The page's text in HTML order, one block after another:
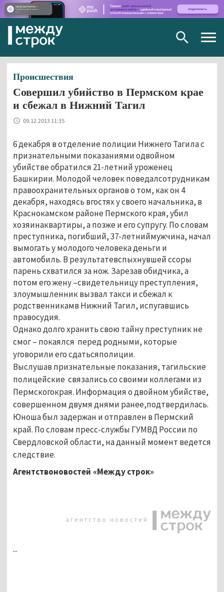
Происшествия
Совершил убийство в Пермском крае
и сбежал в Нижний Тагил
09.12.2013 11:35
6 декабря в отделение полиции Нижнего Тагила с
признательными показаниями одвойном
убийстве обратился 21-летний уроженец
Башкирии. Молодой человек поведалсотрудникам
правоохранительных органов о том, как он 4
декабря, находясь вгостях у своего начальника, в
Краснокамском районе Пермского края, убил
хозяинаквартиры, а позже и его супругу. По словам
преступника, погибший, 37-летниймужчина, начал
вымогать у молодого человека деньги и
автомобиль. В результатевспыхнувшей ссоры
парень схватился за нож. Зарезав обидчика, а
потом его жену –свидетельницу преступления,
злоумышленник вызвал такси и сбежал к
родственникамв Нижний Тагил, испугавшись
правосудия.
Однако долго хранить свою тайну преступник не
смог – покаялся перед родными, которые
уговорили его сдатьсяполиции.
Выслушав признательные показания, тагильские
полицейские связались со своими коллегами из
Пермскогокрая. Информация о двойном убийстве,
совершенном двумя днями ранее,подтвердилась.
Юноша был задержан и отправлен в Пермский
край. По словам пресс-службы ГУМВД России по
Свердловской области, на данный момент ведется
следствие.
Агентствоновостей «Между строк»
...